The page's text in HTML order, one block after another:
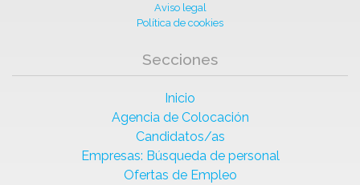
Aviso legal
Política de cookies
Secciones
Inicio
Agencia de Colocación
Candidatos/as
Empresas: Búsqueda de personal
Ofertas de Empleo